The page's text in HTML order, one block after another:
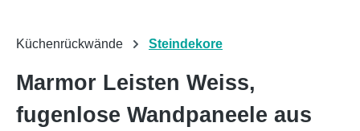
Küchenrückwände Steindekore
Marmor Leisten Weiss,
fugenlose Wandpaneele aus